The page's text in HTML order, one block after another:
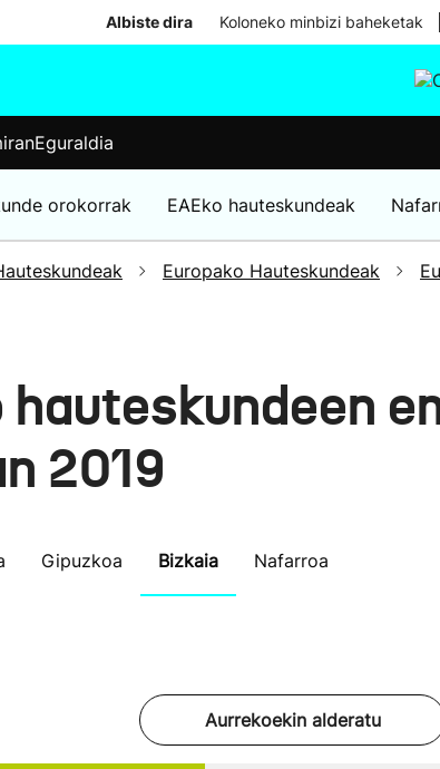
Albiste dira Koloneko minbizi baheketak
Eguraldia
orokorrak EAEko hauteskundeak
Europako Hauteskundeak
hauteskundeen
2019
Gipuzkoa Bizkaia Nafarroa
Aurrekoekin alderatu